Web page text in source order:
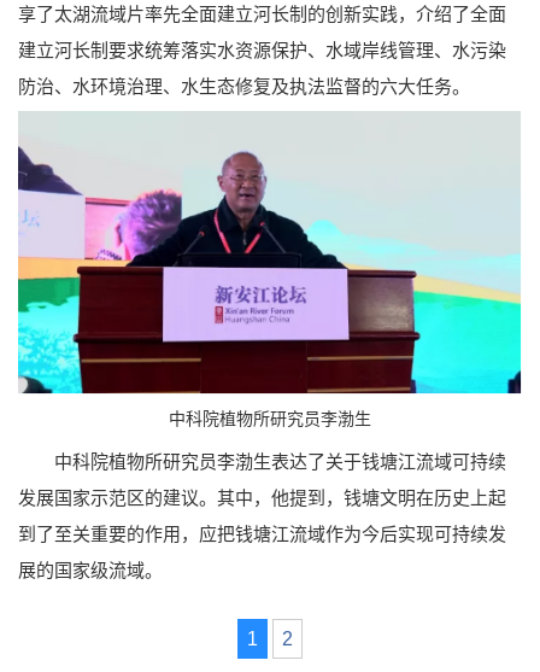
享了太湖流域片率先全面建立河长制的创新实践，介绍了全面
建立河长制要求统筹落实水资源保护、水域岸线管理、水污染
防治、水环境治理、水生态修复及执法监督的六大任务。
中科院植物所研究员李渤生
中科院植物所研究员李渤生表达了关于钱塘江流域可持续
发展国家示范区的建议。其中，他提到，钱塘文明在历史上起
到了至关重要的作用，应把钱塘江流域作为今后实现可持续发
展的国家级流域。
1 2